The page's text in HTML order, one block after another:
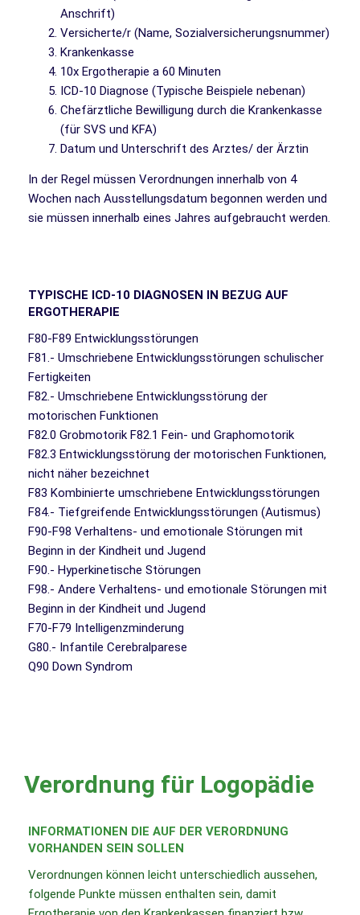
Anschrift)
Versicherte/r (Name, Sozialversicherungsnummer)
Krankenkasse
10x Ergotherapie a 60 Minuten
ICD-10 Diagnose (Typische Beispiele nebenan)
Chefärztliche Bewilligung durch die Krankenkasse
(für SVS und KFA)
Datum und Unterschrift des Arztes/ der Ärztin
In der Regel müssen Verordnungen innerhalb von 4
Wochen nach Ausstellungsdatum begonnen werden und
sie müssen innerhalb eines Jahres aufgebraucht werden.
TYPISCHE ICD-10 DIAGNOSEN IN BEZUG AUF
ERGOTHERAPIE
F80-F89 Entwicklungsstörungen
F81.- Umschriebene Entwicklungsstörungen schulischer
Fertigkeiten
F82.- Umschriebene Entwicklungsstörung der
motorischen Funktionen
F82.0 Grobmotorik F82.1 Fein- und Graphomotorik
F82.3 Entwicklungsstörung der motorischen Funktionen,
nicht näher bezeichnet
F83 Kombinierte umschriebene Entwicklungsstörungen
F84.- Tiefgreifende Entwicklungsstörungen (Autismus)
F90-F98 Verhaltens- und emotionale Störungen mit
Beginn in der Kindheit und Jugend
F90.- Hyperkinetische Störungen
F98.- Andere Verhaltens- und emotionale Störungen mit
Beginn in der Kindheit und Jugend
F70-F79 Intelligenzminderung
G80.- Infantile Cerebralparese
Q90 Down Syndrom
Verordnung für Logopädie
INFORMATIONEN DIE AUF DER VERORDNUNG
VORHANDEN SEIN SOLLEN
Verordnungen können leicht unterschiedlich aussehen,
folgende Punkte müssen enthalten sein, damit